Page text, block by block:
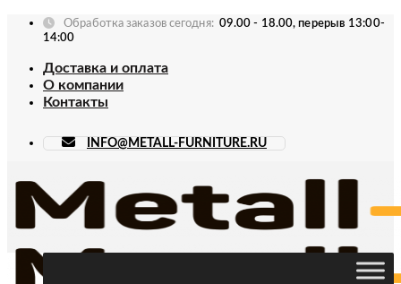
Skip
Обработка заказов сегодня: 09.00 - 18.00, перерыв 13:00-
14:00
Доставка и оплата
О компании
Контакты
INFO@METALL-FURNITURE.RU